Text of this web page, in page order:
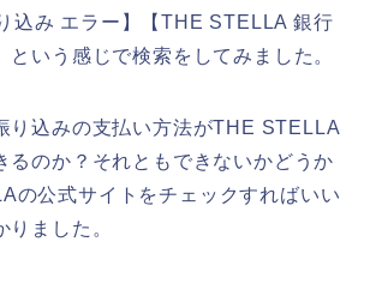
込み エラー】【THE STELLA 銀行
いう感じで検索をしてみました。
り込みの支払い方法がTHE STELLA
るのか？それともできないかどうか
の公式サイトをチェックすればいい
りました。